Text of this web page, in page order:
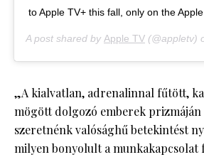
to Apple TV+ this fall, only on the Apple
A post shared by Apple TV (@appletv)
„A kialvatlan, adrenalinnal fűtött,
mögött dolgozó emberek
szeretnénk valósághű betekintést
milyen bonyolult a munkakapcsolat